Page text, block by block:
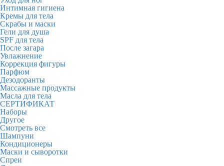
Интимная гигиена
Кремы для тела
Скрабы и маски
Гели для душа
SPF для тела
После загара
Увлажнение
Коррекция фигуры
Парфюм
Дезодоранты
Массажные продукты
Масла для тела
СЕРТИФИКАТ
Наборы
Другое
Смотреть все
Шампуни
Кондиционеры
Маски и сыворотки
Спреи